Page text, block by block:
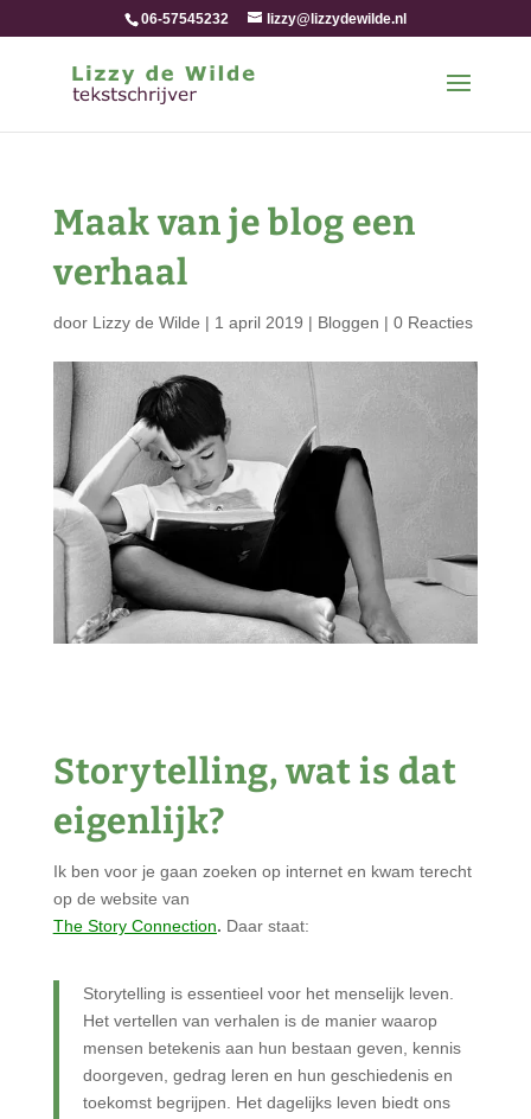
06-57545232 lizzy@lizzydewilde.nl
Maak van je blog een
verhaal
door Lizzy de Wilde | 1 april 2019 | Bloggen | 0 Reacties
Storytelling, wat is dat
eigenlijk?
Ik ben voor je gaan zoeken op internet en kwam terecht
op de website van
The Story Connection. Daar staat:
Storytelling is essentieel voor het menselijk leven.
Het vertellen van verhalen is de manier waarop
mensen betekenis aan hun bestaan geven, kennis
doorgeven, gedrag leren en hun geschiedenis en
toekomst begrijpen. Het dagelijks leven biedt ons